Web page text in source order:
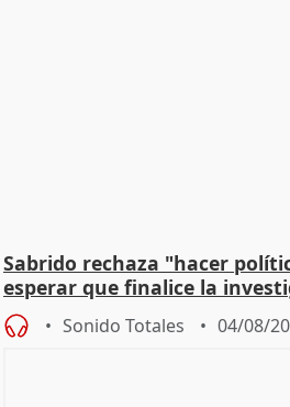
Sabrido rechaza "hacer
esperar que finalice la
Sonido Totales 04/08/